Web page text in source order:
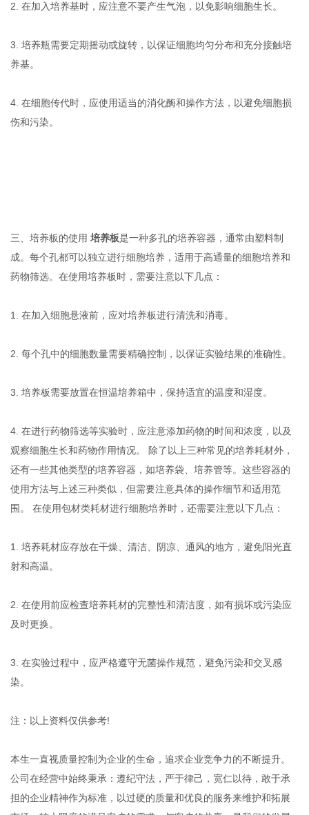
2. 在加入培养基时，应注意不要产生气泡，以免影响细胞生长。
3. 培养瓶需要定期摇动或旋转，以保证细胞均匀分布和充分接触培
养基。
4. 在细胞传代时，应使用适当的消化酶和操作方法，以避免细胞损
伤和污染。
三、培养板的使用培养板是一种多孔的培养容器，通常由塑料制
成。每个孔都可以独立进行细胞培养，适用于高通量的细胞培养和
药物筛选。在使用培养板时，需要注意以下几点：
1. 在加入细胞悬液前，应对培养板进行清洗和消毒。
2. 每个孔中的细胞数量需要精确控制，以保证实验结果的准确性。
3. 培养板需要放置在恒温培养箱中，保持适宜的温度和湿度。
4. 在进行药物筛选等实验时，应注意添加药物的时间和浓度，以及
观察细胞生长和药物作用情况。 除了以上三种常见的培养耗材外，
还有一些其他类型的培养容器，如培养袋、培养管等。这些容器的
使用方法与上述三种类似，但需要注意具体的操作细节和适用范
围。 在使用包材类耗材进行细胞培养时，还需要注意以下几点：
1. 培养耗材应存放在干燥、清洁、阴凉、通风的地方，避免阳光直
射和高温。
2. 在使用前应检查培养耗材的完整性和清洁度，如有损坏或污染应
及时更换。
3. 在实验过程中，应严格遵守无菌操作规范，避免污染和交叉感
染。
注：以上资料仅供参考!
本生一直视质量控制为企业的生命，追求企业竞争力的不断提升。
公司在经营中始终秉承：遵纪守法，严于律己，宽仁以待，敢于承
担的企业精神作为标准，以过硬的质量和优良的服务来维护和拓展